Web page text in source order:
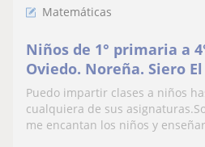
Matemáticas
Niños de 1° primaria a
Oviedo. Noreña. Siero
siero. Valdesoto.
Puedo impartir clases a niños
cualquiera de sus
me encantan los niños y